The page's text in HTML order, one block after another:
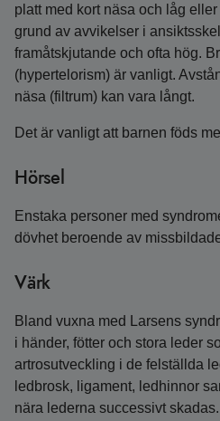
platt med kort näsa och låg
grund av avvikelser i
framåtskjutande och ofta hög.
(hypertelorism) är vanligt.
näsa (filtrum) kan vara långt.
Det är vanligt att barnen föds
Hörsel
Enstaka personer med
dövhet beroende av
Värk
Bland vuxna med Larsens
i händer, fötter och stora leder
artrosutveckling i de felställda
ledbrosk, ligament, ledhinnor
nära lederna successivt